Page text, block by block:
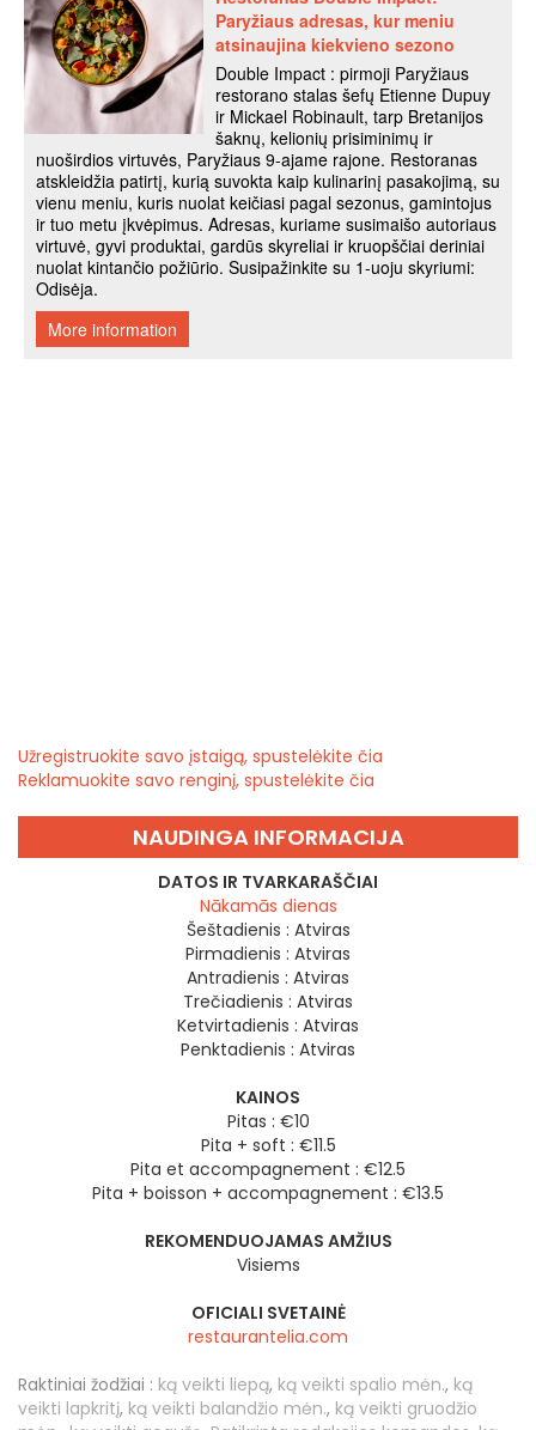
Užregistruokite savo įstaigą, spustelėkite čia
Reklamuokite savo renginį, spustelėkite čia
NAUDINGA INFORMACIJA
DATOS IR TVARKARAŠČIAI
Nākamās dienas
Šeštadienis : Atviras
Pirmadienis : Atviras
Antradienis : Atviras
Trečiadienis : Atviras
Ketvirtadienis : Atviras
Penktadienis : Atviras
KAINOS
Pitas : €10
Pita + soft : €11.5
Pita et accompagnement : €12.5
Pita + boisson + accompagnement : €13.5
REKOMENDUOJAMAS AMŽIUS
Visiems
OFICIALI SVETAINĖ
restaurantelia.com
Raktiniai žodžiai : ką veikti liepą, ką veikti spalio mėn., ką
veikti lapkritį, ką veikti balandžio mėn., ką veikti gruodžio